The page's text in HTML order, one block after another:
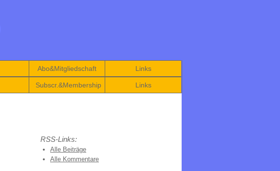
Abo&Mitgliedschaft Links
Subscr.&Membership Links
RSS-Links:
Alle Beiträge
Alle Kommentare